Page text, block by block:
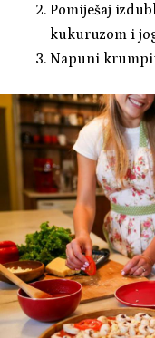
Pomiješaj
kukuruzom i
Napuni